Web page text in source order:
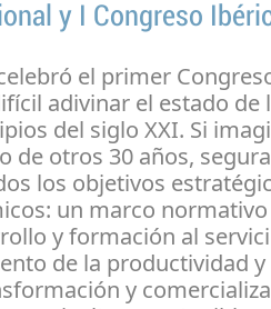
y I Congreso
el primer
adivinar el estado de
del siglo XXI. Si
de otros 30 años,
los objetivos
un marco
y formación al
de la productividad y
y